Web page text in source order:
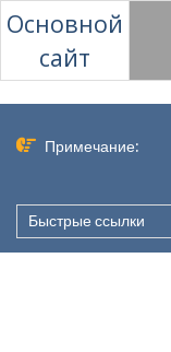
Основной
сайт
содержимому
Примечание:
Быстрые ссылки